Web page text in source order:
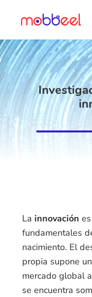
La innovación
fundamentales
nacimiento. El
propia supone
mercado global
se encuentra